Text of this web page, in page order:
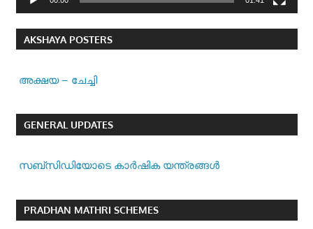
AKSHAYA POSTERS
അക്ഷയ – ചേച്ചി
GENERAL UPDATES
സബ്സിഡിയോടെ കാർഷിക യന്ത്രങ്ങൾ
PRADHAN MATHRI SCHEMES